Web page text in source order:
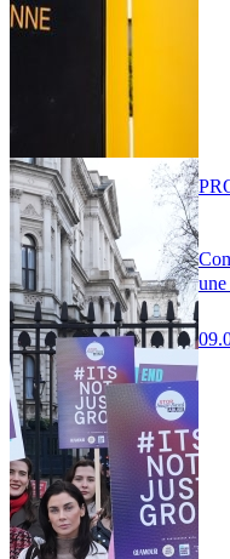
une